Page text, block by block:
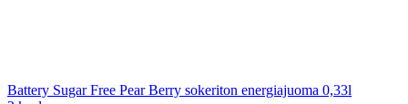
Battery Sugar Free Pear Berry sokeriton energiajuoma 0,33l